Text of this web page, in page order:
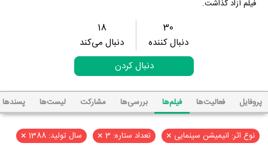
فیلم آزاد گذاشت.
30
دنبال کننده
18
دنبال می‌کند
دنبال کردن
پروفایل فعالیت‌ها فیلم‌ها بررسی‌ها مشارکت لیست‌ها پسند‌ها
نوع اثر: انیمیشن سینمایی × تعداد ستاره: 3 × سال تولید: 1388 ×